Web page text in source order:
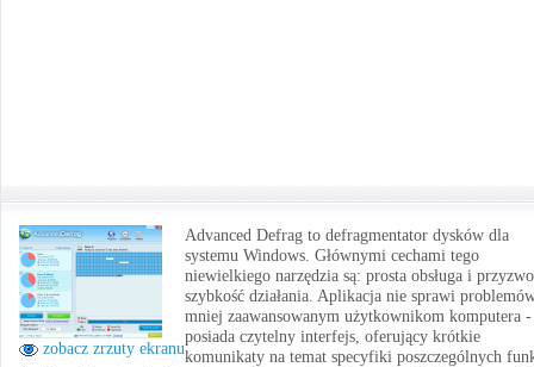
zobacz zrzuty ekranu
Advanced Defrag to defragmentator dysków dla
systemu Windows. Głównymi cechami tego
niewielkiego narzędzia są: prosta obsługa i
szybkość działania. Aplikacja nie sprawi
mniej zaawansowanym użytkownikom komputera -
posiada czytelny interfejs, oferujący krótkie
komunikaty na temat specyfiki poszczególnych